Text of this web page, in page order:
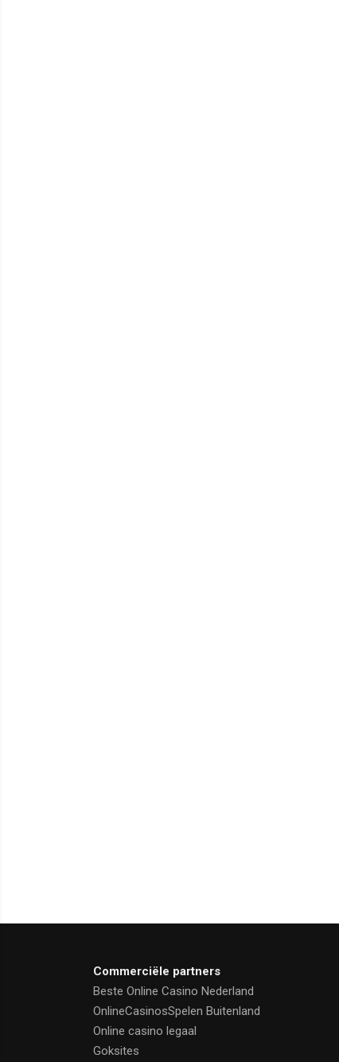
Commerciële partners
Beste Online Casino Nederland
OnlineCasinosSpelen Buitenland
Online casino legaal
Goksites